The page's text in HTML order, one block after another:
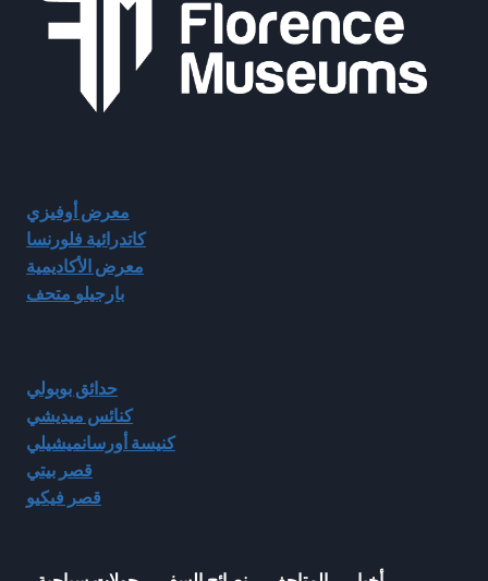
معرض أوفيزي
كاتدرائية فلورنسا
معرض الأكاديمية
بارجيلو متحف
حدائق بوبولي
كنائس ميديشي
كنيسة أورسانميشيلي
قصر بيتي
قصر فيكيو